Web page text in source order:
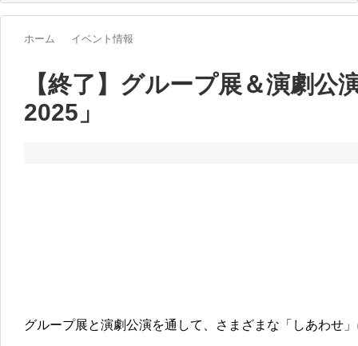
ホーム イベント情報
【終了】グループ展＆演劇公
2025」
グループ展と演劇公演を通して、さまざまな「しあわせ